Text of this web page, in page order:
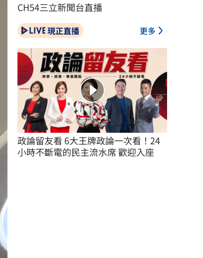
CH54三立新聞台直播
現正直播 更多
政論留友看 6大王牌政論一次看！24
小時不斷電的民主流水席 歡迎入座